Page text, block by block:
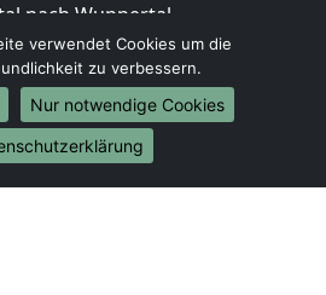
nach Wuppertal
nach Bielefeld
nach Bonn
nach Münster
nach Brasilien
verwendet Cookies um die
zu verbessern.
Nur notwendige Cookies